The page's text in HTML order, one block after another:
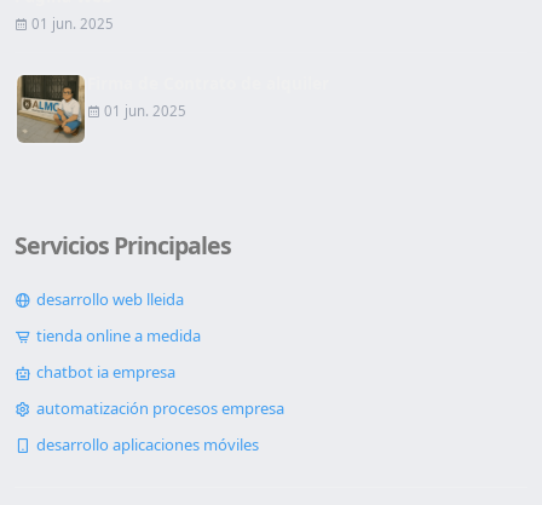
01 jun. 2025
01 jun. 2025
Servicios Principales
desarrollo web lleida
tienda online a medida
chatbot ia empresa
automatización procesos empresa
desarrollo aplicaciones móviles